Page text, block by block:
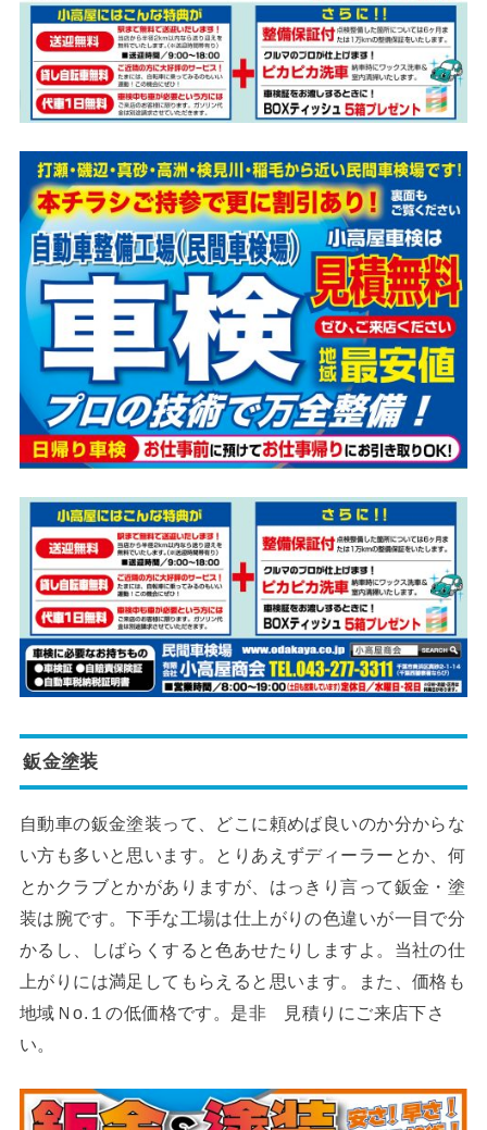
鈑金塗装
自動車の鈑金塗装って、どこに頼めば良いのか分からな
い方も多いと思います。とりあえずディーラーとか、何
とかクラブとかがありますが、はっきり言って鈑金・塗
装は腕です。下手な工場は仕上がりの色違いが一目で分
かるし、しばらくすると色あせたりしますよ。当社の仕
上がりには満足してもらえると思います。また、価格も
地域Ｎo.１の低価格です。是非 見積りにご来店下さ
い。